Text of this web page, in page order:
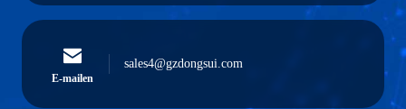
E-mailen
sales4@gzdongsui.com